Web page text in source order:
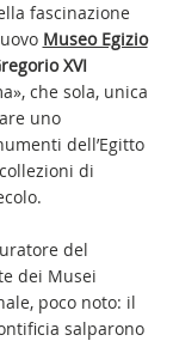
fascinazione
Museo Egizio
XVI
che sola, unica
uno
dell’Egitto
di
del
dei Musei
poco noto: il
salparono